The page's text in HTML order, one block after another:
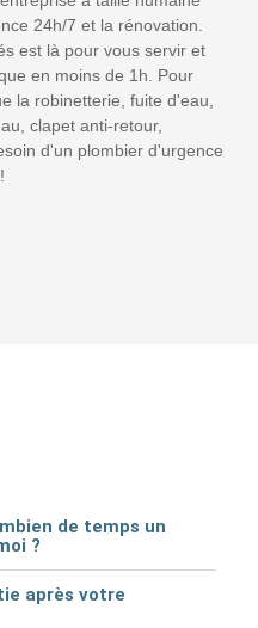
24h/7 et la rénovation.
est là pour vous servir et
en moins de 1h. Pour
la robinetterie, fuite d'eau,
clapet anti-retour,
d'un plombier d'urgence
de temps un
?
après votre